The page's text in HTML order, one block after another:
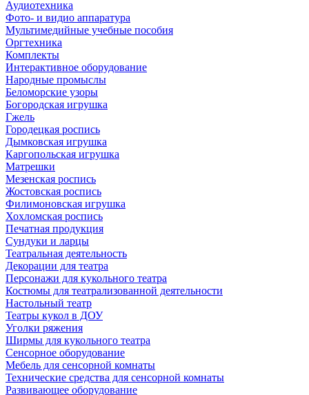
Аудиотехника
Фото- и видио аппаратура
Мультимедийные учебные пособия
Оргтехника
Комплекты
Интерактивное оборудование
Народные промыслы
Беломорские узоры
Богородская игрушка
Гжель
Городецкая роспись
Дымковская игрушка
Каргопольская игрушка
Матрешки
Мезенская роспись
Жостовская роспись
Филимоновская игрушка
Хохломская роспись
Печатная продукция
Сундуки и ларцы
Театральная деятельность
Декорации для театра
Персонажи для кукольного театра
Костюмы для театрализованной деятельности
Настольный театр
Театры кукол в ДОУ
Уголки ряжения
Ширмы для кукольного театра
Сенсорное оборудование
Мебель для сенсорной комнаты
Технические средства для сенсорной комнаты
Развивающее оборудование